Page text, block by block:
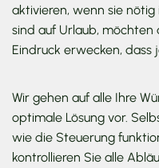
aktivieren, wenn sie nötig
sind auf Urlaub,
Eindruck erwecken, dass
Wir gehen auf alle Ihre
optimale Lösung vor.
wie die Steuerung
kontrollieren Sie alle